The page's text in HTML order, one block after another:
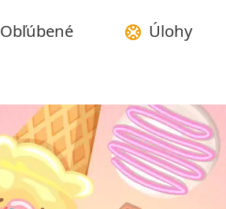
Obľúbené Úlohy